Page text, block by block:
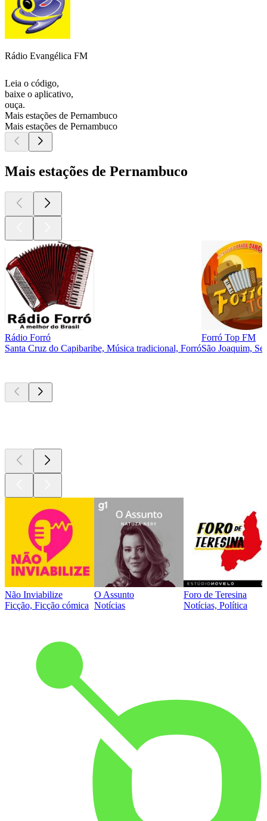
Rádio Evangélica FM
Leia o código,
baixe o aplicativo,
ouça.
Mais estações de Pernambuco
Mais estações de Pernambuco
Mais estações de Pernambuco
Rádio Forró
Santa Cruz do Capibaribe, Música tradicional, Forró
Forró Top FM
São Joaquim,
Não Inviabilize
Ficção, Ficção cómica
O Assunto
Notícias
Foro de Teresina
Notícias, Política